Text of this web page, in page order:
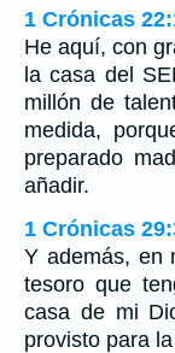
1 Crónicas
He aquí, con
la casa del
millón de
medida,
preparado
añadir.
1 Crónicas
Y además, en
tesoro que
casa de mi
provisto para